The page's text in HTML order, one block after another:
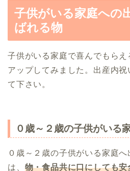
子供がいる家庭への
ばれる物
子供がいる家庭で喜んでもらえ
アップしてみました。出産内
て下さい。
０歳～２歳の子供がいる
０歳～２歳の子供がいる家庭
は、 物・食品共に口にしても